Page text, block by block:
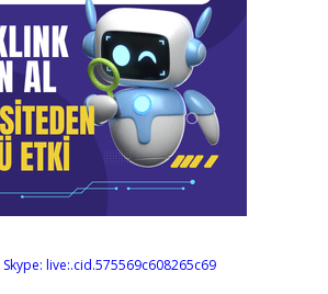
Skype: live:.cid.575569c608265c69